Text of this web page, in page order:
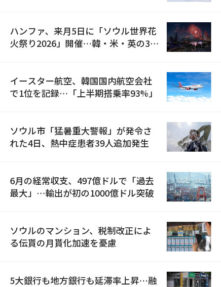
ハンファ、来月5日に「ソウル世界花
火祭り2026」開催…韓・米・英の3カ
イースター航空、韓国国内航空会社
で1位を記録…「上半期搭乗率93%」
ソウル市「猛暑重大警報」が発令さ
れた4日、熱中症患者39人追加発生
6月の経常収支、497億ドルで「過去
最大」…輸出が初の1000億ドル突破
ソウルのマンション、税制改正によ
る伝貰の月貰化加速を憂慮
5大銀行も地方銀行も延滞率上昇…融